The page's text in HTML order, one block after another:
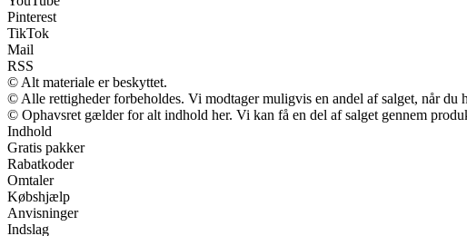
Pinterest
TikTok
Mail
RSS
© Alt materiale er beskyttet.
© Alle rettigheder forbeholdes. Vi modtager muligvis en andel af salget, når du
© Ophavsret gælder for alt indhold her. Vi kan få en del af salget gennem
Indhold
Gratis pakker
Rabatkoder
Omtaler
Købshjælp
Anvisninger
Indslag